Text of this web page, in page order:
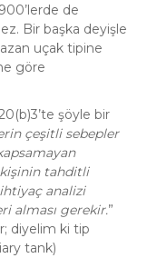
de
Bir başka deyişle
uçak tipine
göre
şöyle bir
çeşitli sebepler
tahditli
analizi
alması gerekir.”
diyelim ki tip
tank)